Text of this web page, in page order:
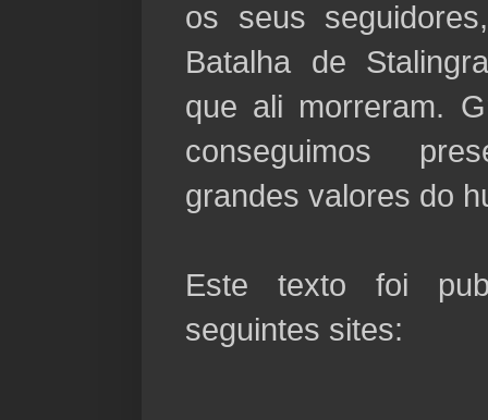
os seus
Batalha de
que ali morreram.
conseguimos
grandes valores do
Este texto foi
seguintes sites: